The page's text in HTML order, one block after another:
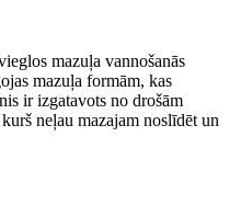
mazuļa vannošanās
mazuļa formām, kas
ir izgatavots no drošām
neļau mazajam noslīdēt un